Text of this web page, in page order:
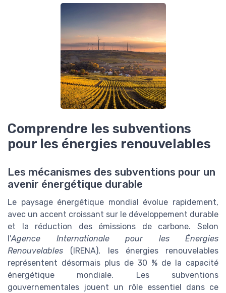
Comprendre les subventions
pour les énergies renouvelables
Les mécanismes des subventions pour un
avenir énergétique durable
Le paysage énergétique mondial évolue rapidement,
avec un accent croissant sur le développement durable
et la réduction des émissions de carbone. Selon
l'Agence Internationale pour les Énergies
Renouvelables (IRENA), les énergies renouvelables
représentent désormais plus de 30 % de la capacité
énergétique mondiale. Les subventions
gouvernementales jouent un rôle essentiel dans ce